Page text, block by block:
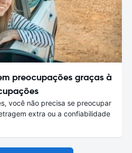
preocupações graças à
você não precisa se preocupar
extra ou a confiabilidade